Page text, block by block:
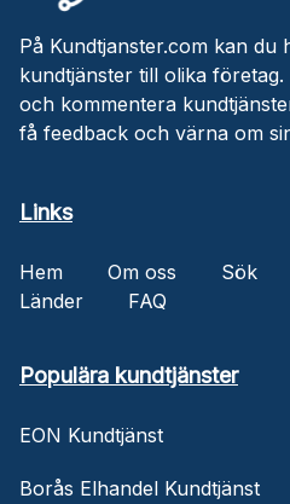
På Kundtjanster.com kan du
kundtjänster till olika
och kommentera
få feedback och värna om
Links
Hem Om oss Sök
Länder
FAQ
Populära kundtjänster
EON Kundtjänst
Borås Elhandel Kundtjänst